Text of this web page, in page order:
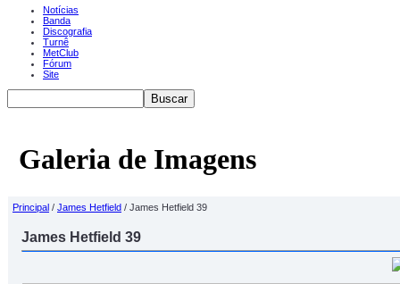
Notícias
Banda
Discografia
Turnê
MetClub
Fórum
Site
Galeria de Imagens
Principal / James Hetfield / James Hetfield 39
James Hetfield 39